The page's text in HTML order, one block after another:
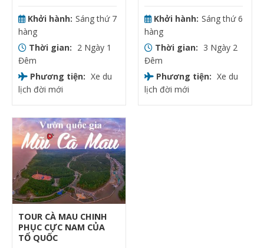
Khởi hành: Sáng thứ 7
hàng
Thời gian: 2 Ngày 1
Đêm
Phương tiện: Xe du
lịch đời mới
Khởi hành: Sáng thứ 6
hàng
Thời gian: 3 Ngày 2
Đêm
Phương tiện: Xe du
lịch đời mới
TOUR CÀ MAU CHINH
PHỤC CỰC NAM CỦA
TỔ QUỐC